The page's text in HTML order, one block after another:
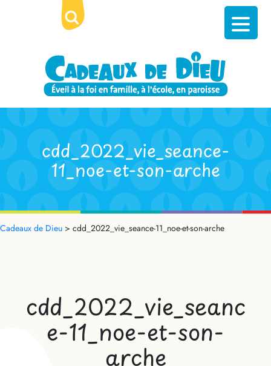
cdd_2022_vie_seance-
11_noe-et-son-arche
Cadeaux de Dieu > cdd_2022_vie_seance-11_noe-et-son-arche
cdd_2022_vie_seanc
e-11_noe-et-son-
arche